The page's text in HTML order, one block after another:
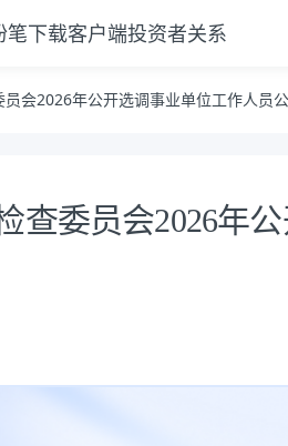
笔下载客户端投资者关系
会2026年公开选调事业单位工作人员
查委员会2026年